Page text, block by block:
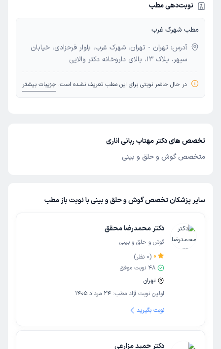
نوبت‌دهی مطب
مطب شهرک غرب
آدرس: تهران - تهران، شهرک غرب، بلوار فرحزادی، خیابان
سپهر، پلاک 13، بالای داروخانه دکتر والایی
در حال حاضر نوبتی برای این مطب تعریف نشده است. جزییات بیشتر
تخصص های دکتر مهتاب ربانی اناری
متخصص گوش و حلق و بینی
سایر پزشکان تخصص گوش و حلق و بینی با نوبت باز مطب
دکتر محمدرضا محقق
گوش و حلق و بینی
0
(
0 نظر)
48 نوبت موفق
تهران
اولین نوبت آزاد مطب: 24 مرداد 1405
نوبت بگیرید
دکتر حمید مزارعی